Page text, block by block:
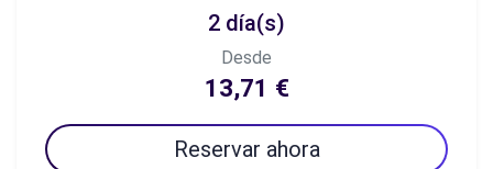
2 día(s)
Desde
13,71 €
Reservar ahora